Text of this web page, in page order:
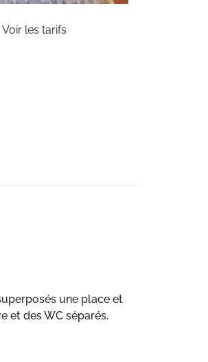
Voir les tarifs
une place et
et des WC séparés.